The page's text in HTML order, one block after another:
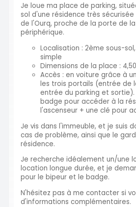
Je loue ma place de parking,
sol d'une résidence très
de l'Ourq, proche de la porte de
périphérique.
Localisation : 2ème sous-
simple
Dimensions de la place :
Accès : en voiture grâce à
les trois portails (entrée de
entrée du parking et
badge pour accéder à la
l'ascenseur + une clé pour
Je vis dans l'immeuble, et je suis
cas de problème, ainsi que le
résidence.
Je recherche idéalement un/une
location longue durée, et je
pour le bipeur et le badge.
N'hésitez pas à me contacter si
d'informations complémentaires.